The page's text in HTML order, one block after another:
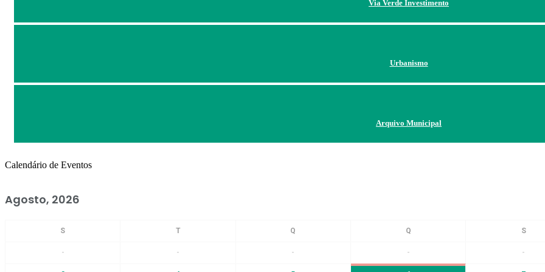
Via Verde Investimento
Urbanismo
Arquivo Municipal
Calendário de Eventos
Agosto, 2026
- - - - -